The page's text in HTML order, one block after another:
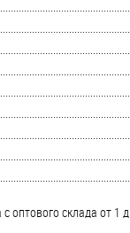
оптового склада от 1